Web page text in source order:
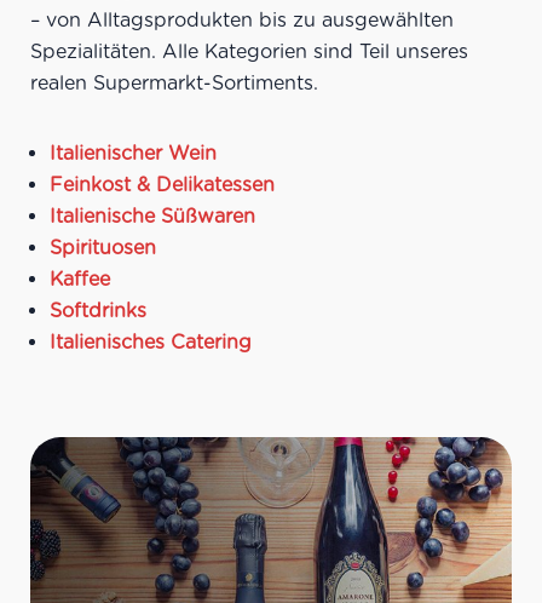
Meeresfrüchten,
sommerlichen Salaten,
leichten Vorspeisen
Ideale Versandmenge:Bis
– von Alltagsprodukten bis zu ausgewählten
Spezialitäten. Alle Kategorien sind Teil unseres
realen Supermarkt-Sortiments.
Italienischer Wein
Feinkost & Delikatessen
Italienische Süßwaren
Spirituosen
Kaffee
Softdrinks
Italienisches Catering